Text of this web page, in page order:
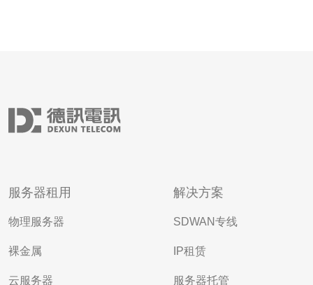
服务器租用
物理服务器
裸金属
云服务器
解决方案
SDWAN专线
IP租赁
服务器托管